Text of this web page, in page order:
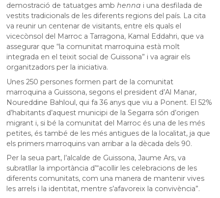
demostració de tatuatges amb henna i una desfilada de
vestits tradicionals de les diferents regions del país. La cita
va reunir un centenar de visitants, entre els quals el
vicecònsol del Marroc a Tarragona, Kamal Eddahri, que va
assegurar que “la comunitat marroquina està molt
integrada en el teixit social de Guissona” i va agrair els
organitzadors per la iniciativa.
Unes 250 persones formen part de la comunitat
marroquina a Guissona, segons el president d’Al Manar,
Noureddine Bahloul, qui fa 36 anys que viu a Ponent. El 52%
d’habitants d’aquest municipi de la Segarra són d’origen
migrant i, si bé la comunitat del Marroc és una de les més
petites, és també de les més antigues de la localitat, ja que
els primers marroquins van arribar a la dècada dels 90.
Per la seua part, l’alcalde de Guissona, Jaume Ars, va
subratllar la importància d’“acollir les celebracions de les
diferents comunitats, com una manera de mantenir vives
les arrels i la identitat, mentre s’afavoreix la convivència”.